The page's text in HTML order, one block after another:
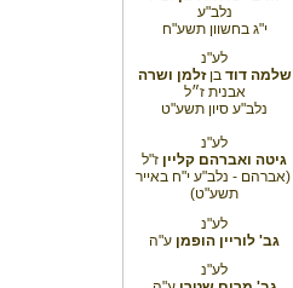
נלב"ע
י"ג בחשוון תשע"ח
לע"נ
שלמה דודבן זלמן ושרה
אבנית ז״ל
נלב"ע סיון תשע"ט
לע"נ
גיטה ואברהם קליין ז"ל
(אברהם - נלב"ע י"ח באייר
תשע"ט)
לע"נ
גב' לוריין הופמן ע"ה
לע"נ